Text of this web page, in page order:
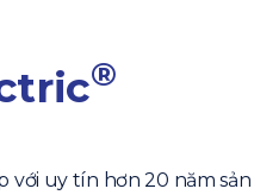
®
với uy tín hơn 20 năm